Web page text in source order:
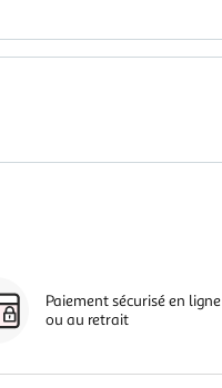
Paiement sécurisé en ligne
ou au retrait